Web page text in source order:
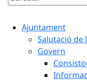
Cercar:
Ajuntament
Salutació de
Govern